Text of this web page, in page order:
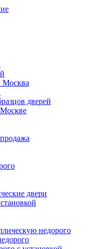
Москва
дверей
двери
недорого